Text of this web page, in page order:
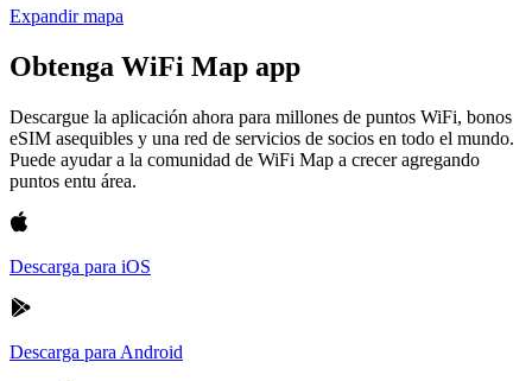
Expandir mapa
Obtenga WiFi Map app
Descargue la aplicación ahora para millones de puntos WiFi, bonos
eSIM asequibles y una red de servicios de socios en todo el mundo.
Puede ayudar a la comunidad de WiFi Map a crecer agregando
puntos entu área.
Descarga para iOS
Descarga para Android